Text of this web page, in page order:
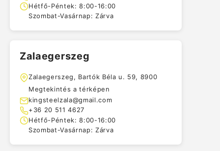
Hétfő-Péntek: 8:00-16:00
Szombat-Vasárnap: Zárva
Zalaegerszeg
Zalaegerszeg, Bartók Béla u. 59, 8900
Megtekintés a térképen
kingsteelzala@gmail.com
+36 20 511 4627
Hétfő-Péntek: 8:00-16:00
Szombat-Vasárnap: Zárva